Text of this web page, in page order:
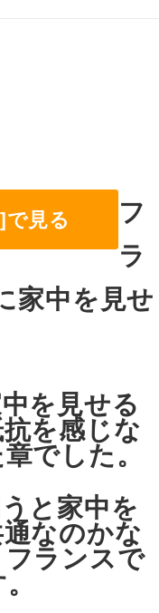
見る
フ
ラ
家中を見せ
を見せる
を感じな
でした。
と家中を
なのかな
ランスで